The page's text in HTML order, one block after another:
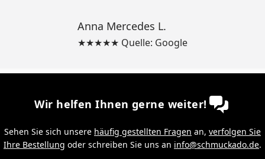
Anna Mercedes L.
★★★★★ Quelle: Google
Wir helfen Ihnen gerne weiter!
Sehen Sie sich unsere häufig gestellten Fragen an, verfolgen Sie
Ihre Bestellung oder schreiben Sie uns an info@schmuckado.de.